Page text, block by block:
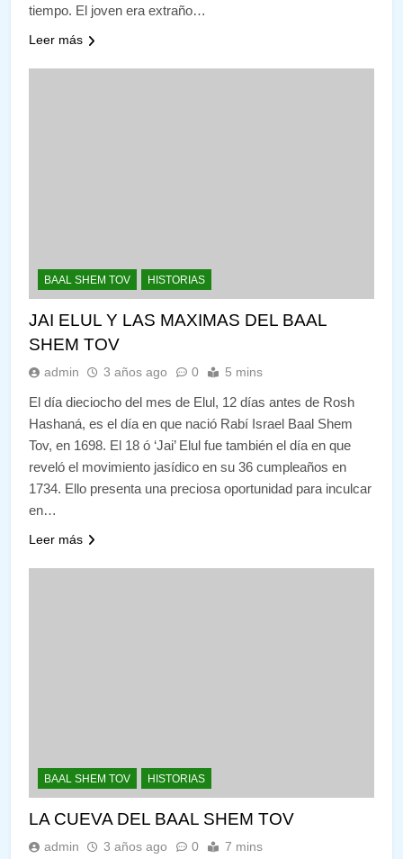
tiempo. El joven era extraño…
Leer más
BAAL SHEM TOV HISTORIAS
JAI ELUL Y LAS MAXIMAS DEL BAAL
SHEM TOV
admin 3 años ago 0 5 mins
El día dieciocho del mes de Elul, 12 días antes de Rosh
Hashaná, es el día en que nació Rabí Israel Baal Shem
Tov, en 1698. El 18 ó ‘Jai’ Elul fue también el día en que
reveló el movimiento jasídico en su 36 cumpleaños en
1734. Ello presenta una preciosa oportunidad para inculcar
en…
Leer más
BAAL SHEM TOV HISTORIAS
LA CUEVA DEL BAAL SHEM TOV
admin 3 años ago 0 7 mins